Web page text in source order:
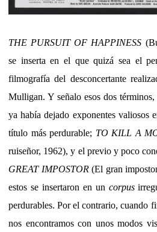
THE PURSUIT OF HAPPINESS
se inserta en el que quizá sea el
filmografía del desconcertante
Mulligan. Y señalo esos dos
ya había dejado exponentes valiosos
título más perdurable; TO KILL A
ruiseñor, 1962), y el previo y poco
GREAT IMPOSTOR(El gran
estos se insertaron en un corpus
perdurables. Por el contrario, cuando
nos encontramos con unos modos